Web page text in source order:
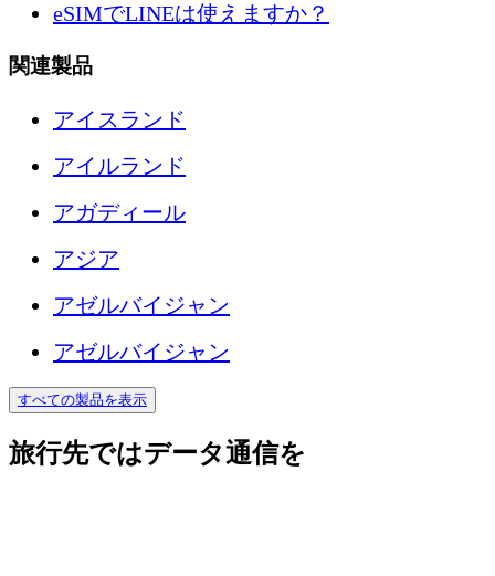
eSIMでLINEは使えますか？
関連製品
アイスランド
アイルランド
アガディール
アジア
アゼルバイジャン
アゼルバイジャン
すべての製品を表示
旅行先ではデータ通信を